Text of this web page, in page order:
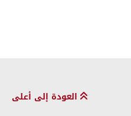
العودة إلى أعلى